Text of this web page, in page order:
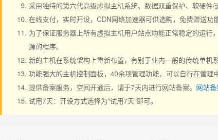
采用独特的第六代高级虚拟主机系统、数据双重保护、软硬件/
在线支付，实时开设，CDN网络加速器可供选购，免费赠送
为了保证服务器上所有虚拟主机用户站点均能正常稳定的运
源的程序。
新的主机在系统架构上重新布置，有别于业内一般的传统单
功能强大的主机控制面板，40余项管理功能，可以自行在管理
提供备案服务，空间开通后，请于7天内进行网站备案。 网站
试用7天：开设方式选择为"试用7天"即可。